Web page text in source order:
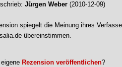
Jürgen Weber (2010-12-09)
spiegelt die Meinung ihres
übereinstimmen.
Rezension veröffentlichen?